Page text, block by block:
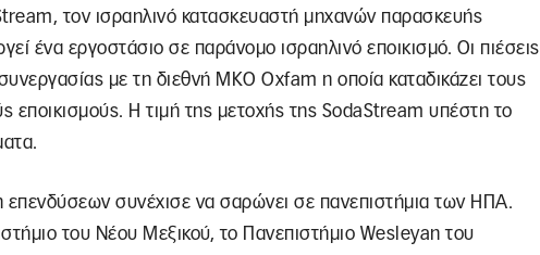
τον ισραηλινό κατασκευαστή μηχανών παρασκευής
ένα εργοστάσιο σε παράνομο ισραηλινό εποικισμό. Οι πιέσεις
με τη διεθνή ΜΚΟ Oxfam η οποία καταδικάζει τους
εποικισμούς. Η τιμή της μετοχής της SodaStream υπέστη το
επενδύσεων συνέχισε να σαρώνει σε πανεπιστήμια των ΗΠΑ.
του Νέου Μεξικού, το Πανεπιστήμιο Wesleyan του